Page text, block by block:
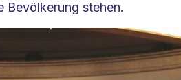
Bevölkerung stehen.